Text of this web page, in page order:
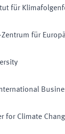
für
Zentrum für
for Climate